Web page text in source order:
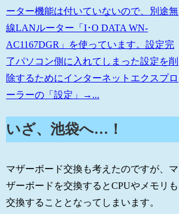
ーター機能は付いていないので、別途無
線LANルーター「I･O DATA WN-
AC1167DGR」を使っています。設定完
了パソコン側に入れてしまった設定を削
除するためにインターネットエクスプロ
ーラーの「設定」→...
いざ、池袋へ…！
マザーボード交換も考えたのですが、マ
ザーボードを交換するとCPUやメモリも
交換することとなってしまいます。